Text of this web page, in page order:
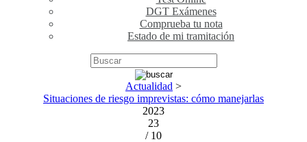
DGT Exámenes
Comprueba tu nota
Estado de mi tramitación
Actualidad >
Situaciones de riesgo imprevistas: cómo manejarlas
2023
23
/ 10